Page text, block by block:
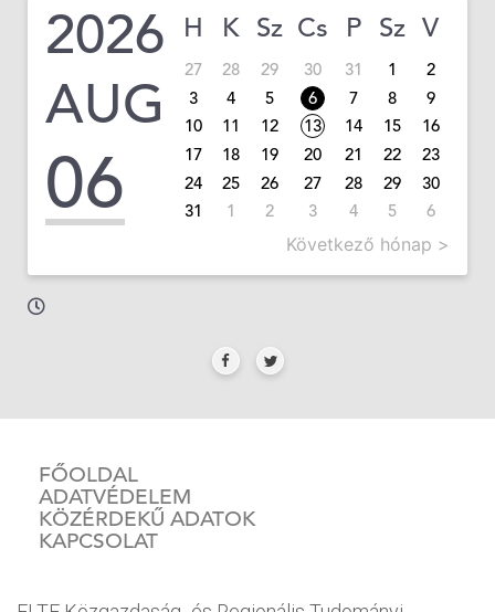
2026
AUG
06
H K Sz Cs P Sz V
27 28 29 30 31 1
2
3
4 5 6 7 8
9
10
11 12 13 14 15
16
17
18 19 20 21 22
23
24
25 26 27 28 29
30
31
1 2 3 4 5 6
Következő hónap >
FŐOLDAL
ADATVÉDELEM
KÖZÉRDEKŰ ADATOK
KAPCSOLAT